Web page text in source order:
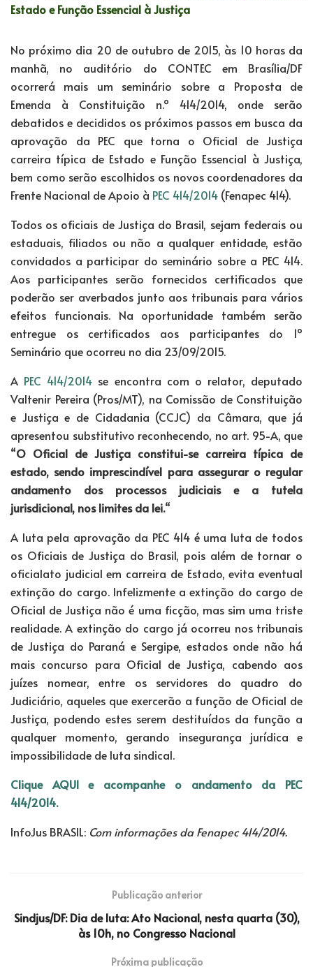
Estado e Função Essencial à Justiça
No próximo dia 20 de outubro de 2015, às 10 horas da
manhã, no auditório do CONTEC em Brasília/DF
ocorrerá mais um seminário sobre a Proposta de
Emenda à Constituição n.º 414/2014, onde serão
debatidos e decididos os próximos passos em busca da
aprovação da PEC que torna o Oficial de Justiça
carreira típica de Estado e Função Essencial à Justiça,
bem como serão escolhidos os novos coordenadores da
Frente Nacional de Apoio à PEC 414/2014 (Fenapec 414).
Todos os oficiais de Justiça do Brasil, sejam federais ou
estaduais, filiados ou não a qualquer entidade, estão
convidados a participar do seminário sobre a PEC 414.
Aos participantes serão fornecidos certificados que
poderão ser averbados junto aos tribunais para vários
efeitos funcionais. Na oportunidade também serão
entregue os certificados aos participantes do 1º
Seminário que ocorreu no dia 23/09/2015.
A PEC 414/2014 se encontra com o relator, deputado
Valtenir Pereira (Pros/MT), na Comissão de Constituição
e Justiça e de Cidadania (CCJC) da Câmara, que já
apresentou substitutivo reconhecendo, no art. 95-A, que
“O Oficial de Justiça constitui-se carreira típica de
estado, sendo imprescindível para assegurar o regular
andamento dos processos judiciais e a tutela
jurisdicional, nos limites da lei.“
A luta pela aprovação da PEC 414 é uma luta de todos
os Oficiais de Justiça do Brasil, pois além de tornar o
oficialato judicial em carreira de Estado, evita eventual
extinção do cargo. Infelizmente a extinção do cargo de
Oficial de Justiça não é uma ficção, mas sim uma triste
realidade. A extinção do cargo já ocorreu nos tribunais
de Justiça do Paraná e Sergipe, estados onde não há
mais concurso para Oficial de Justiça, cabendo aos
juízes nomear, entre os servidores do quadro do
Judiciário, aqueles que exercerão a função de Oficial de
Justiça, podendo estes serem destituídos da função a
qualquer momento, gerando insegurança jurídica e
impossibilidade de luta sindical.
Clique AQUI e acompanhe o andamento da PEC
414/2014.
InfoJus BRASIL: Com informações da Fenapec 414/2014.
Publicação anterior
Sindjus/DF: Dia de luta: Ato Nacional, nesta quarta (30),
às 10h, no Congresso Nacional
Próxima publicação